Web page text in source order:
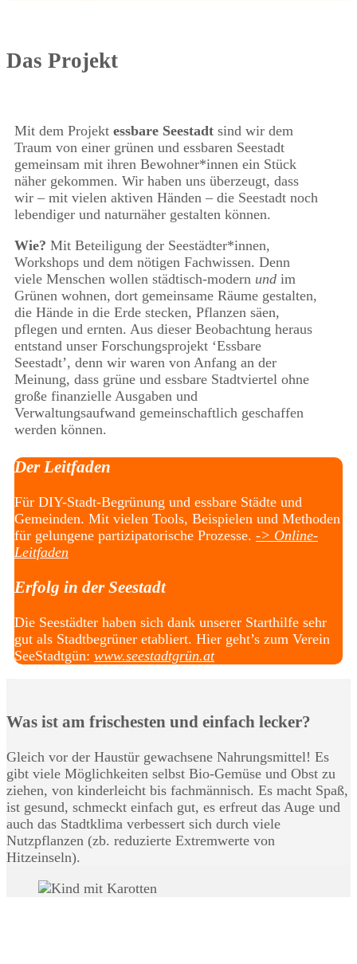
Das Projekt
Mit dem Projekt essbare Seestadt sind wir dem
Traum von einer grünen und essbaren Seestadt
gemeinsam mit ihren Bewohner*innen ein Stück
näher gekommen. Wir haben uns überzeugt, dass
wir – mit vielen aktiven Händen – die Seestadt noch
lebendiger und naturnäher gestalten können.
Wie? Mit Beteiligung der Seestädter*innen,
Workshops und dem nötigen Fachwissen. Denn
viele Menschen wollen städtisch-modern und im
Grünen wohnen, dort gemeinsame Räume gestalten,
die Hände in die Erde stecken, Pflanzen säen,
pflegen und ernten. Aus dieser Beobachtung heraus
entstand unser Forschungsprojekt ‘Essbare
Seestadt’, denn wir waren von Anfang an der
Meinung, dass grüne und essbare Stadtviertel ohne
große finanzielle Ausgaben und
Verwaltungsaufwand gemeinschaftlich geschaffen
werden können.
Der Leitfaden
Für DIY-Stadt-Begrünung und essbare Städte und
Gemeinden. Mit vielen Tools, Beispielen und Methoden
für gelungene partizipatorische Prozesse. -> Online-
Leitfaden
Erfolg in der Seestadt
Die Seestädter haben sich dank unserer Starthilfe sehr
gut als Stadtbegrüner etabliert. Hier geht’s zum Verein
SeeStadtgün: www.seestadtgrün.at
Was ist am frischesten und einfach lecker?
Gleich vor der Haustür gewachsene Nahrungsmittel! Es
gibt viele Möglichkeiten selbst Bio-Gemüse und Obst zu
ziehen, von kinderleicht bis fachmännisch. Es macht Spaß,
ist gesund, schmeckt einfach gut, es erfreut das Auge und
auch das Stadtklima verbessert sich durch viele
Nutzpflanzen (zb. reduzierte Extremwerte von
Hitzeinseln).